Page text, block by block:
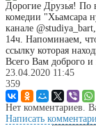
Дорогие Друзья! По
комедии "Хьамсара
канале
14ч. Напоминаем,
ссылку которая
Всего Вам доброго и
23.04.2020 11:45
359
Нет комментариев.
Написать